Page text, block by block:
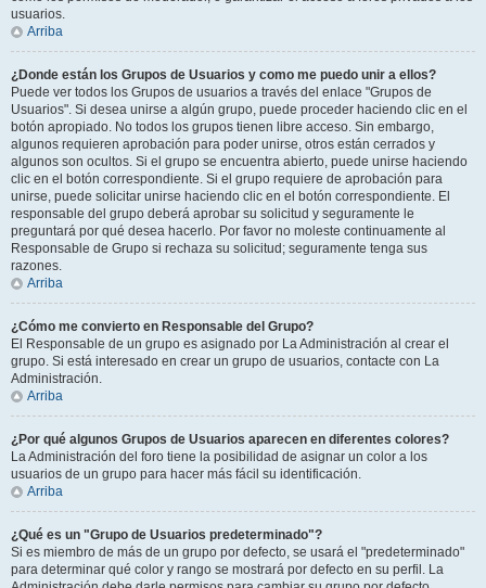
usuarios.
Arriba
¿Donde están los Grupos de Usuarios y como me puedo unir a ellos?
Puede ver todos los Grupos de usuarios a través del enlace "Grupos de
Usuarios". Si desea unirse a algún grupo, puede proceder haciendo clic en el
botón apropiado. No todos los grupos tienen libre acceso. Sin embargo,
algunos requieren aprobación para poder unirse, otros están cerrados y
algunos son ocultos. Si el grupo se encuentra abierto, puede unirse haciendo
clic en el botón correspondiente. Si el grupo requiere de aprobación para
unirse, puede solicitar unirse haciendo clic en el botón correspondiente. El
responsable del grupo deberá aprobar su solicitud y seguramente le
preguntará por qué desea hacerlo. Por favor no moleste continuamente al
Responsable de Grupo si rechaza su solicitud; seguramente tenga sus
razones.
Arriba
¿Cómo me convierto en Responsable del Grupo?
El Responsable de un grupo es asignado por La Administración al crear el
grupo. Si está interesado en crear un grupo de usuarios, contacte con La
Administración.
Arriba
¿Por qué algunos Grupos de Usuarios aparecen en diferentes colores?
La Administración del foro tiene la posibilidad de asignar un color a los
usuarios de un grupo para hacer más fácil su identificación.
Arriba
¿Qué es un "Grupo de Usuarios predeterminado"?
Si es miembro de más de un grupo por defecto, se usará el "predeterminado"
para determinar qué color y rango se mostrará por defecto en su perfil. La